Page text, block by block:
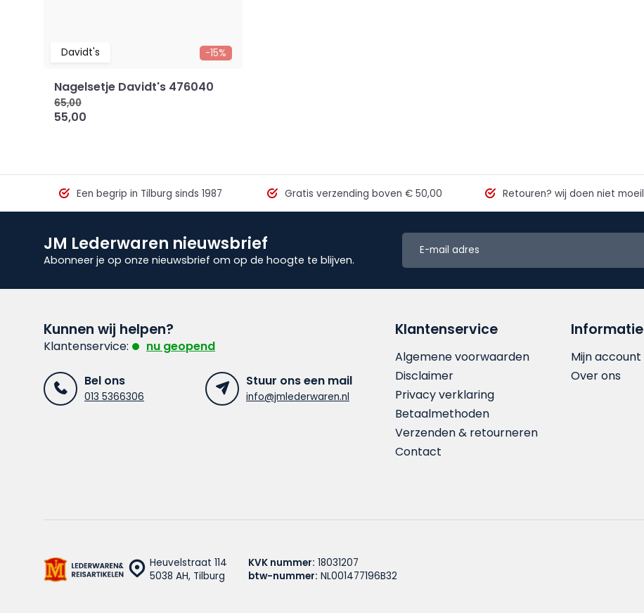
-15%
Davidt's
Nagelsetje Davidt's 476040
65,00
55,00
Een begrip in Tilburg sinds 1987 Gratis verzending boven € 50,00 Retouren? wij doen niet
JM Lederwaren nieuwsbrief
Abonneer je op onze nieuwsbrief om op de hoogte te blijven.
Kunnen wij helpen?
Klantenservice: nu geopend
Bel ons
013 5366306
Stuur ons een mail
info@jmlederwaren.nl
Klantenservice
Algemene voorwaarden
Disclaimer
Privacy verklaring
Betaalmethoden
Verzenden & retourneren
Contact
Informatie
Mijn account
Over ons
Heuvelstraat 114
5038 AH, Tilburg
KVK nummer: 18031207
btw-nummer: NL001477196B32